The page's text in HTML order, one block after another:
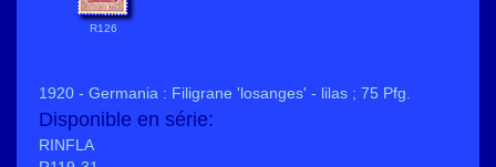
R126
1920 - Germania : Filigrane 'losanges' - lilas ; 75 Pfg.
Disponible en série:
RINFLA